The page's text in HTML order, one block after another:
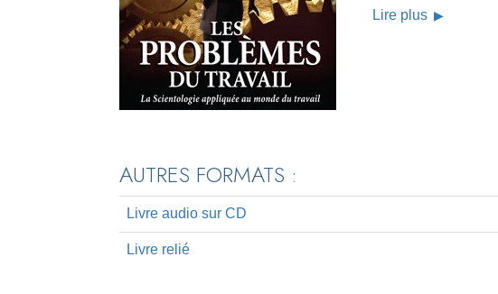
Lire plus
AUTRES FORMATS :
Livre audio sur CD
Livre relié